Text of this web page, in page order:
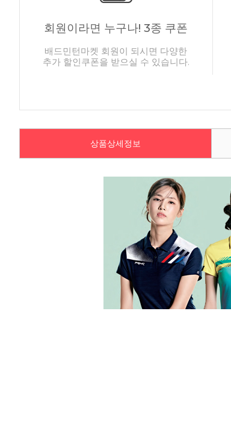
회원이라면 누구나! 3종 쿠폰
배드민턴마켓 회원이 되시면 다양한
추가 할인쿠폰을 받으실 수 있습니다.
상품상세정보